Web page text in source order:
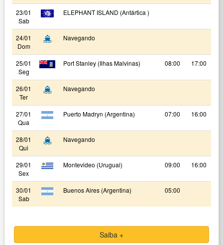
23/01
Sab
ELEPHANT ISLAND (Antártica )
24/01
Dom
Navegando
25/01
Seg
Port Stanley (Ilhas Malvinas) 08:00 17:00
26/01
Ter
Navegando
27/01
Qua
Puerto Madryn (Argentina) 07:00 16:00
28/01
Qui
Navegando
29/01
Sex
Montevideo (Uruguai) 09:00 16:00
30/01
Sab
Buenos Aires (Argentina) 05:00
Saiba +